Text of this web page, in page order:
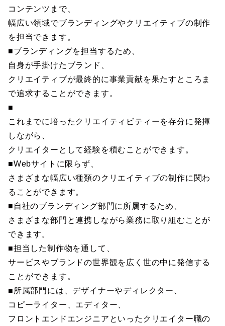
コンテンツまで、
幅広い領域でブランディングやクリエイティブの制作
を担当できます。
■ブランディングを担当するため、
自身が手掛けたブランド、
クリエイティブが最終的に事業貢献を果たすところま
で追求することができます。
■
これまでに培ったクリエイティビティーを存分に発揮
しながら、
クリエイターとして経験を積むことができます。
■Webサイトに限らず、
さまざまな幅広い種類のクリエイティブの制作に関わ
ることができます。
■自社のブランディング部門に所属するため、
さまざまな部門と連携しながら業務に取り組むことが
できます。
■担当した制作物を通して、
サービスやブランドの世界観を広く世の中に発信する
ことができます。
■所属部門には、デザイナーやディレクター、
コピーライター、エディター、
フロントエンドエンジニアといったクリエイター職の